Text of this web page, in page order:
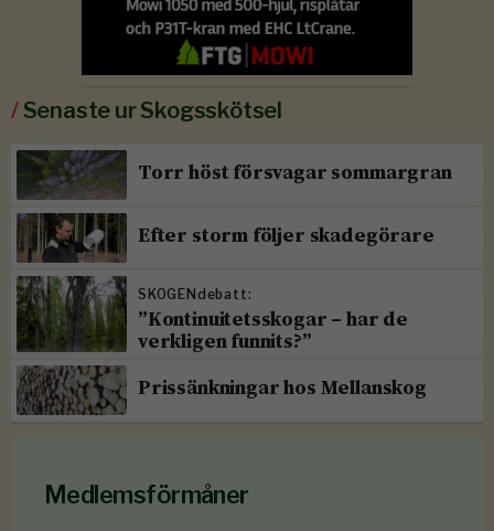
/Senaste ur Skogsskötsel
Torr höst försvagar sommargran
Efter storm följer skadegörare
SKOGENdebatt:
”Kontinuitetsskogar – har de
verkligen funnits?”
Prissänkningar hos Mellanskog
Medlemsförmåner